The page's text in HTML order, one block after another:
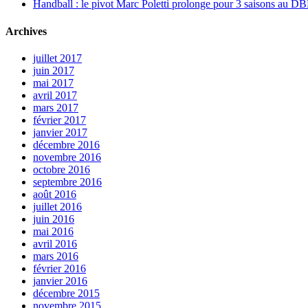
Handball : le pivot Marc Poletti prolonge pour 3 saisons au
Archives
juillet 2017
juin 2017
mai 2017
avril 2017
mars 2017
février 2017
janvier 2017
décembre 2016
novembre 2016
octobre 2016
septembre 2016
août 2016
juillet 2016
juin 2016
mai 2016
avril 2016
mars 2016
février 2016
janvier 2016
décembre 2015
novembre 2015